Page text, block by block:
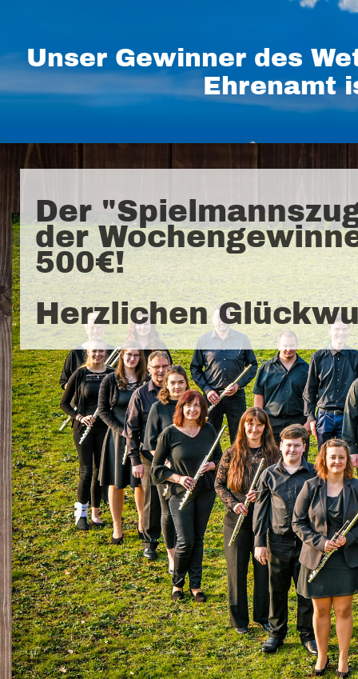
Unser Gewinner des
Ehrenamt
Der
der
500€!
Herzlichen